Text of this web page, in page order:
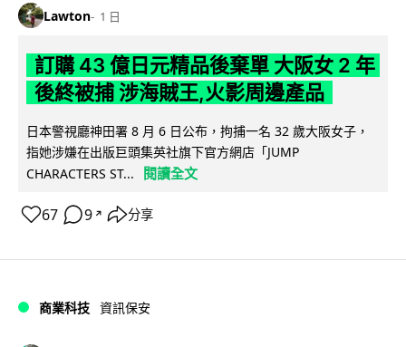
Lawton 1 日
訂購 43 億日元精品後棄單 大阪女 2 年
後終被捕 涉海賊王,火影周邊產品
日本警視廳神田署 8 月 6 日公布，拘捕一名 32 歲大阪女子，
指她涉嫌在出版巨頭集英社旗下官方網店「JUMP
CHARACTERS ST...
閱讀全文
67 9 ↗ 分享
商業科技 資訊保安